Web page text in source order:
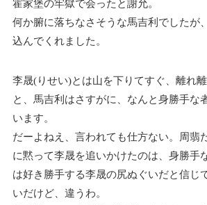
霍家堡の牢獄で会ったと謝允。
何か腑に落ちなさそうな馬吉利でしたが
込んでくれました。
李晟(りせい)とは山を下りてすぐ、離れ
と、馬吉利はさすがに、なんと身勝手な
います。
だーよねえ、言われても仕方ない。周翡
に黙って李晟を追いかけたのは、身勝手
は好き勝手する李晟の尻ぬぐいだと信じ
いだけど、違うわ。